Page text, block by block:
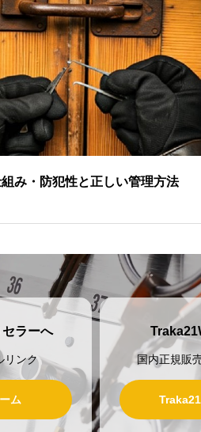
み・防犯性と正しい管理方法
ラーへ
リンク
ム
国内正規販